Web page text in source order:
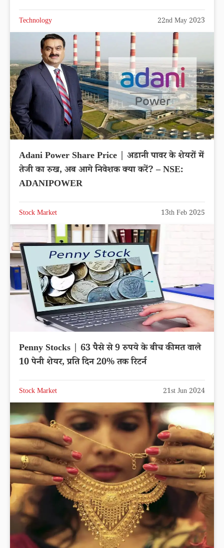
Technology 22nd May 2023
Adani Power Share Price | अडानी पावर के शेयरों में
तेजी का रुख, अब आगे निवेशक क्या करें? – NSE:
ADANIPOWER
Stock Market 13th Feb 2025
Penny Stocks | 63 पैसे से 9 रुपये के बीच कीमत वाले
10 पेनी शेयर, प्रति दिन 20% तक रिटर्न
Stock Market 21st Jun 2024